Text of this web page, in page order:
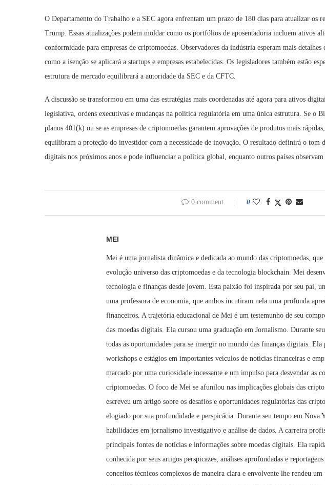
O Departamento do Trabalho e a SEC agora enfrentam um prazo de 180 dias para atualizar os
Trump. Essas atualizações podem moldar como os portfólios de aposentadoria incluem ativos
conformidade para empresas de criptomoedas. Observadores da indústria esperam mais
como a isenção se aplicará a startups e empresas estabelecidas. Os legisladores também estão
estrutura de mercado equilibrará a autoridade da SEC e da CFTC.
A discussão se transformou em uma das estratégias mais coordenadas até agora para ativos
legislativa, ordens executivas e mudanças na política regulatória em uma única estrutura. Se o
planos 401(k) ou se as empresas de criptomoedas garantem aprovações de produtos mais
equilibram a proteção do investidor com a necessidade de inovação. O resultado definirá o tom
digitais nos próximos anos e pode influenciar a política global, enquanto outros países observam
0 comment 0
MEI
Mei é uma jornalista dinâmica e dedicada ao mundo das criptomoedas, que
evolução universo das criptomoedas e da tecnologia blockchain. Mei
tecnologia e finanças desde jovem. Esta paixão foi inspirada por seu pai,
uma professora de economia, que ambos incutiram nela uma profunda
financeiros. A trajetória educacional de Mei é um testemunho de seu
das moedas digitais. Ela cursou uma graduação em Jornalismo. Durante
todas as oportunidades para se imergir no mundo das finanças digitais.
workshops e estágios em importantes veículos de notícias financeiras e
marcado por uma curiosidade incessante e um impulso para desvendar as
criptomoedas. O foco de Mei se afunilou nas implicações globais das
escreveu um artigo sobre os desafios e oportunidades regulatórias das
elogiado por sua profundidade e perspicácia. Durante seu tempo em Nova
habilidades em jornalismo investigativo e análise de dados. A carreira
principais fontes de notícias e informações sobre moedas digitais. Ela
conhecida por seus artigos perspicazes, análises aprofundadas e
conceitos técnicos complexos de maneira clara e envolvente lhe rendeu